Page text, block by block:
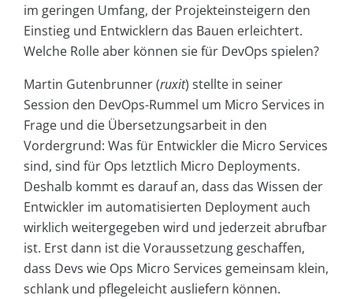
im geringen Umfang, der Projekteinsteigern den
Einstieg und Entwicklern das Bauen erleichtert.
Welche Rolle aber können sie für DevOps spielen?
Martin Gutenbrunner (ruxit) stellte in seiner
Session den DevOps-Rummel um Micro Services in
Frage und die Übersetzungsarbeit in den
Vordergrund: Was für Entwickler die Micro Services
sind, sind für Ops letztlich Micro Deployments.
Deshalb kommt es darauf an, dass das Wissen der
Entwickler im automatisierten Deployment auch
wirklich weitergegeben wird und jederzeit abrufbar
ist. Erst dann ist die Voraussetzung geschaffen,
dass Devs wie Ops Micro Services gemeinsam klein,
schlank und pflegeleicht ausliefern können.